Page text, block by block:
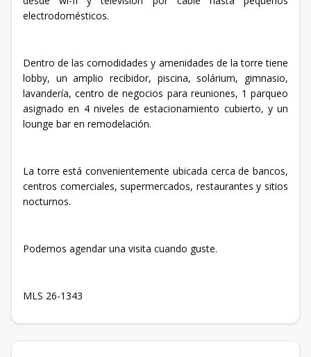
electrodomésticos.
Dentro de las comodidades y amenidades de la torre tiene
lobby, un amplio recibidor, piscina, solárium, gimnasio,
lavandería, centro de negocios para reuniones, 1 parqueo
asignado en 4 niveles de estacionamiento cubierto, y un
lounge bar en remodelación.
La torre está convenientemente ubicada cerca de bancos,
centros comerciales, supermercados, restaurantes y sitios
nocturnos.
Podemos agendar una visita cuando guste.
MLS 26-1343